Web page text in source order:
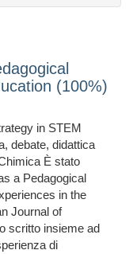
(100%)
in STEM
debate, didattica
È stato
a Pedagogical
in the
Journal of
scritto insieme ad
di